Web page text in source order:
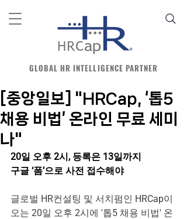
GLOBAL HR INTELLIGENCE PARTNER
[중앙일보] "HRCap, ‘톱5
채용 비법’ 온라인 무료 세미
나"
20일 오후 2시, 등록은 13일까지
구글 ‘폼’으로 사전 접수해야
글로벌 HR컨설팅 및 서치펌인 HRCap이
오는 20일 오후 2시에 '톱5 채용 비법' 온